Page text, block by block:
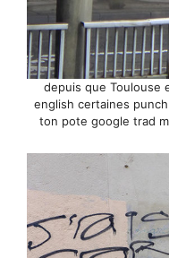
depuis que Toulouse
english certaines
ton pote google trad